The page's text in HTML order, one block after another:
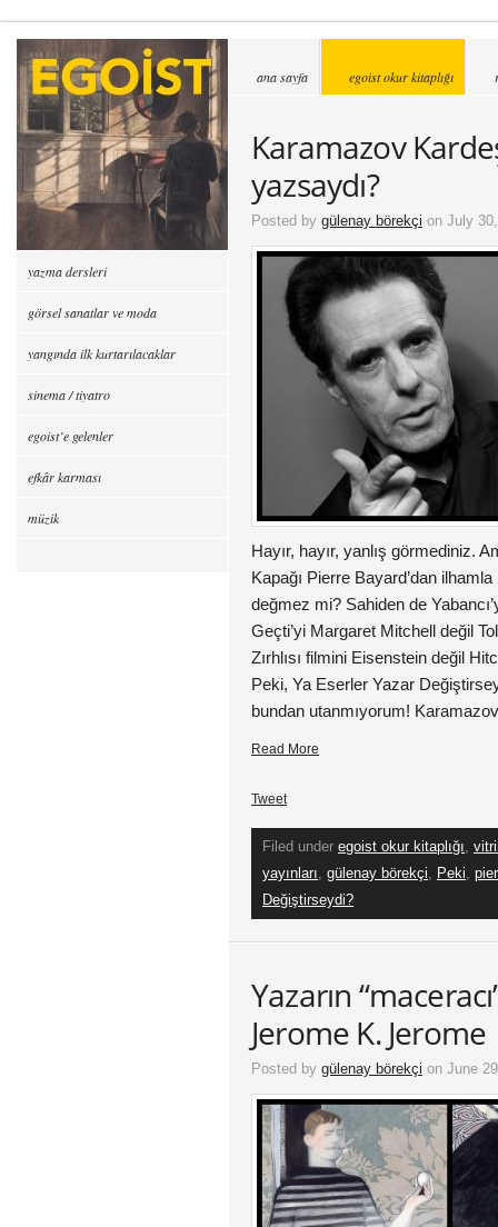
ana sayfa egoist okur kitaplığı
Karamazov
yazsaydı?
Posted by gülenay börekçi on July
Hayır, hayır, yanlış görmediniz.
Kapağı Pierre Bayard’dan
değmez mi? Sahiden de
Geçti’yi Margaret Mitchell değil
Zırhlısı filmini Eisenstein değil
Peki, Ya Eserler Yazar
bundan utanmıyorum!
Read More
Tweet
Filed under egoist okur kitaplığı,
yayınları, gülenay börekçi, Peki,
Değiştirseydi?
Yazarın
Jerome K. Jerome
Posted by gülenay börekçi on June
yazma dersleri
görsel sanatlar ve moda
yangında ilk kurtarılacaklar
sinema / tiyatro
egoist’e gelenler
efkâr karması
müzik